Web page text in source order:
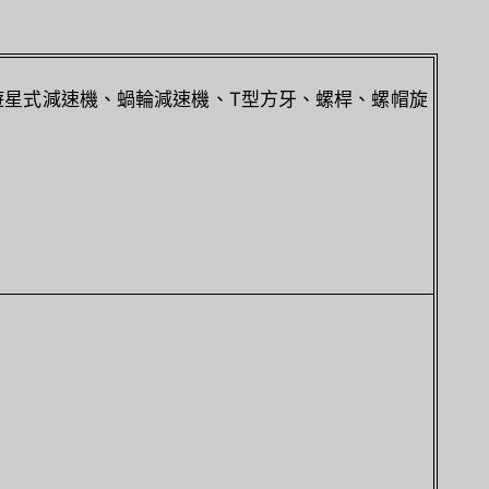
式減速機、蝸輪減速機、T型方牙、螺桿、螺帽旋